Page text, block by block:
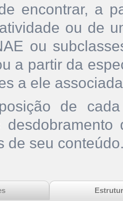
encontrar, a
ou de
ou
a partir da
a ele
de
de seu